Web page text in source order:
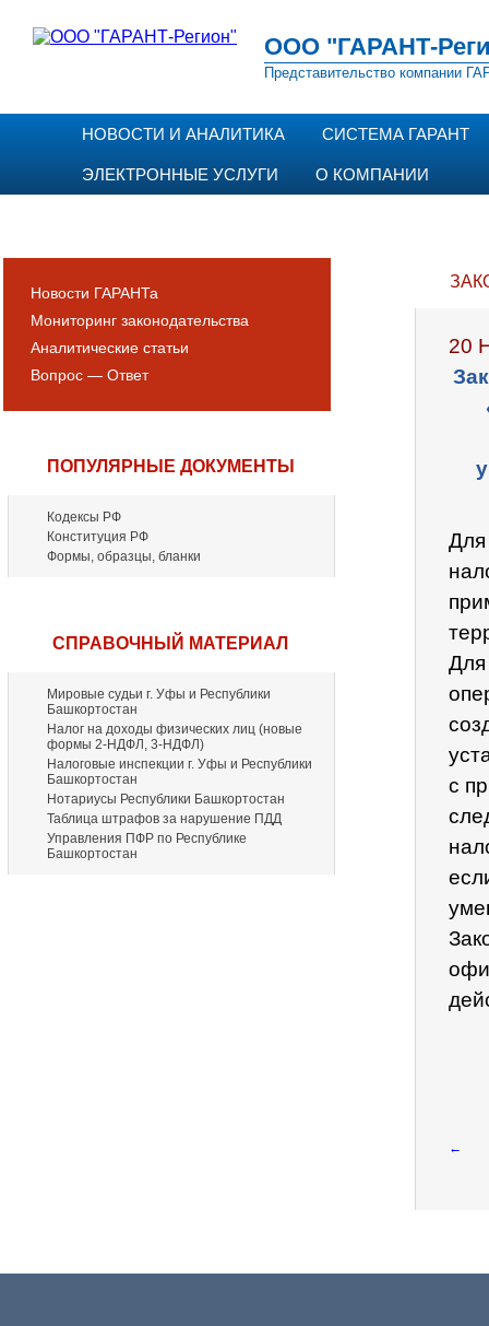
ООО "ГАРАНТ-
Представительство компании
НОВОСТИ И АНАЛИТИКА СИСТЕМА ГАРАНТ
ЭЛЕКТРОННЫЕ УСЛУГИ О КОМПАНИИ
Новости ГАРАНТа
Мониторинг законодательства
Аналитические статьи
Вопрос — Ответ
ПОПУЛЯРНЫЕ ДОКУМЕНТЫ
Кодексы РФ
Конституция РФ
Формы, образцы, бланки
СПРАВОЧНЫЙ МАТЕРИАЛ
Мировые судьи г. Уфы и Республики
Башкортостан
Налог на доходы физических лиц (новые
формы 2-НДФЛ, 3-НДФЛ)
Налоговые инспекции г. Уфы и Республики
Башкортостан
Нотариусы Республики Башкортостан
Таблица штрафов за нарушение ПДД
Управления ПФР по Республике
Башкортостан
20
Для
Для
с
←